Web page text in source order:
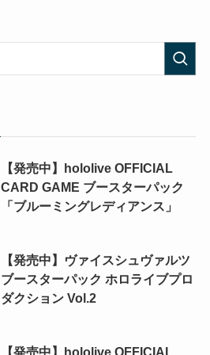
【発売中】hololive OFFICIAL
CARD GAME ブースターパック
「ブルーミングレディアンス」
【発売中】ヴァイスシュヴァルツ
ブースターパック ホロライブプロ
ダクション Vol.2
【発売中】hololive OFFICIAL